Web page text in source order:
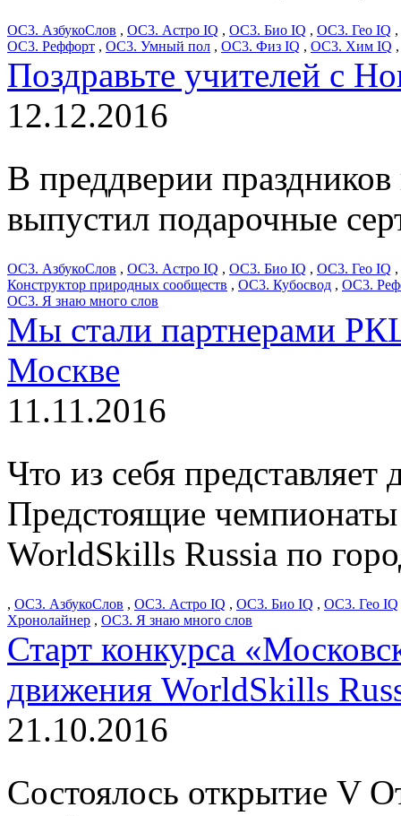
ОС3. АзбукоСлов , ОС3. Астро IQ , ОС3. Био IQ , ОС3. Гео IQ ,
ОС3. Реффорт , ОС3. Умный пол , ОС3. Физ IQ , ОС3. Хим IQ
Поздравьте учителей с
12.12.2016
В преддверии
выпустил подарочные
ОС3. АзбукоСлов , ОС3. Астро IQ , ОС3. Био IQ , ОС3. Гео IQ ,
Конструктор природных сообществ , ОС3. Кубосвод , ОС3.
ОС3. Я знаю много слов
Мы стали партнерами
Москве
11.11.2016
Что из себя
Предстоящие
WorldSkills Russia по
, ОС3. АзбукоСлов , ОС3. Астро IQ , ОС3. Био IQ , ОС3. Гео IQ
Хронолайнер , ОС3. Я знаю много слов
Старт конкурса
движения WorldSkills
21.10.2016
Состоялось открытие V